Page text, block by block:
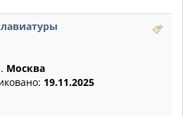
Москва
19.11.2025